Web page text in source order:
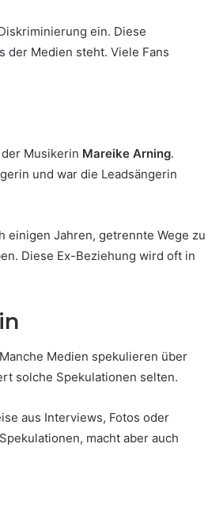
ein. Diese
der Medien steht. Viele Fans
Musikerin Mareike Arning.
und war die Leadsängerin
einigen Jahren, getrennte Wege zu
Diese Ex-Beziehung wird oft in
Medien spekulieren über
solche Spekulationen selten.
aus Interviews, Fotos oder
macht aber auch